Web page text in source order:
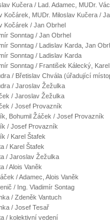
Kučera / Lad. Adamec, MUDr.
Kočárek, MUDr. Miloslav Kučera /
Kočárek / Jan Obrhel
Sonntag / Jan Obrhel
Sonntag / Ladislav Karda, Jan
Sonntag / Ladislav Karda
Sonntag / František Kálecký,
/ Břetislav Chvála (úřadující
/ Jaroslav Žežulka
/ Jaroslav Žežulka
/ Josef Provazník
Bohumil Žáček / Josef Provazník
/ Josef Provazník
/ Karel Štafek
/ Karel Štafek
/ Jaroslav Žežulka
/ Alois Vaněk
/ Adamec, Alois Vaněk
/ Ing. Vladimír Sontag
/ Zdeněk Vantuch
/ Josef Tesař
/ kolektivní vedení